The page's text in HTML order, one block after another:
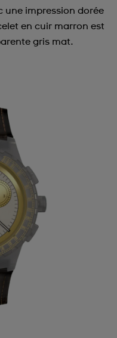
une impression dorée
en cuir marron est
gris mat.